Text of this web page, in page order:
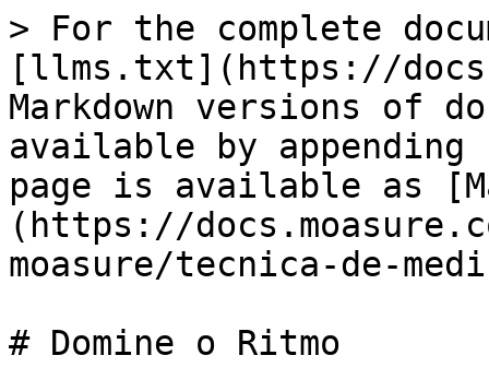
> For the complete
[llms.txt](https://
Markdown versions of
available by
page is available as
(https://
moasure/tecnica-de-
# Domine o Ritmo